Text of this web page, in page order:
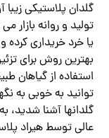
گلدان پلاستیکی زیبا
تولید و روانه بازار
یا خرد خریداری
بهترین روش برای
استفاده از گیاهان
توانید به خوبی به
گلدانها آشنا شدید،
عالی توسط هیراد